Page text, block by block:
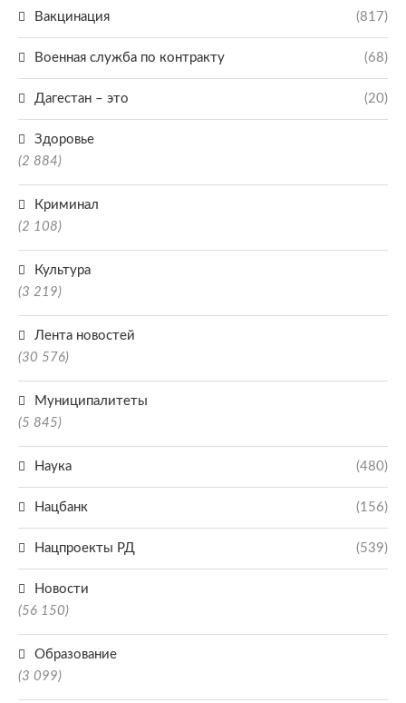
Вакцинация (817)
Военная служба по контракту (68)
Дагестан – это (20)
Здоровье
(2 884)
Криминал
(2 108)
Культура
(3 219)
Лента новостей
(30 576)
Муниципалитеты
(5 845)
Наука (480)
Нацбанк (156)
Нацпроекты РД (539)
Новости
(56 150)
Образование
(3 099)